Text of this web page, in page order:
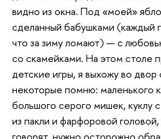
видно из окна. Под «моей»
сделанный бабушками (каждый
что за зиму ломают) — с
со скамейками. На этом столе
детские игры, я выхожу во
некоторые помню: маленького
большого серого мишек, куклу
из пакли и фарфоровой
говорят, нужно осторожно